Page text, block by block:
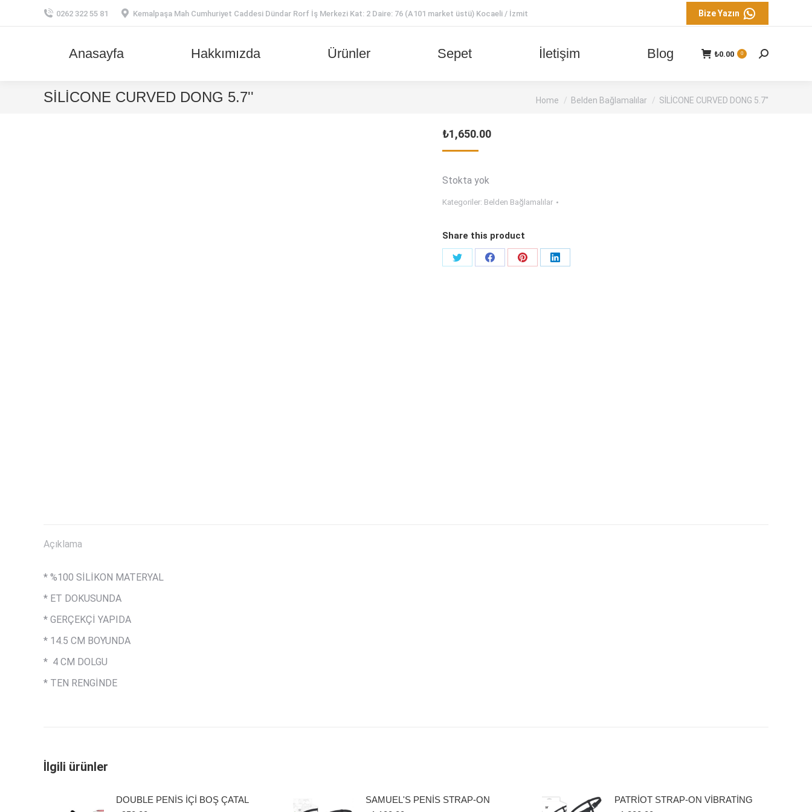
0262 322 55 81 Kemalpaşa Mah Cumhuriyet Caddesi Dündar Rorf İş Merkezi Kat: 2 Daire: 76 (A101 market üstü) Kocaeli / İzmit Bize Yazın
Anasayfa Hakkımızda Ürünler Sepet İletişim Blog ₺0.00 0 Search:
SİLİCONE CURVED DONG 5.7'' You are here:
Home Belden Bağlamalılar SİLİCONE CURVED DONG 5.7''
₺1,650.00
Stokta yok
Kategoriler: Belden Bağlamalılar
Share this product
Share
Share
Share
Share
Açıklama
* %100 SİLİKON MATERYAL
* ET DOKUSUNDA
* GERÇEKÇİ YAPIDA
* 14.5 CM BOYUNDA
* 4 CM DOLGU
* TEN RENGİNDE
İlgili ürünler
DOUBLE PENİS İÇİ BOŞ ÇATAL
SAMUEL'S PENİS STRAP-ON
PATRİOT STRAP-ON VİBRATİNG